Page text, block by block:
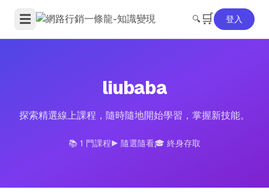
☰ 🔍 🛒 登入
liubaba
探索精選線上課程，隨時隨地開始學習，掌握新技能。
📚 1 門課程▶️ 隨選隨看🎓 終身存取